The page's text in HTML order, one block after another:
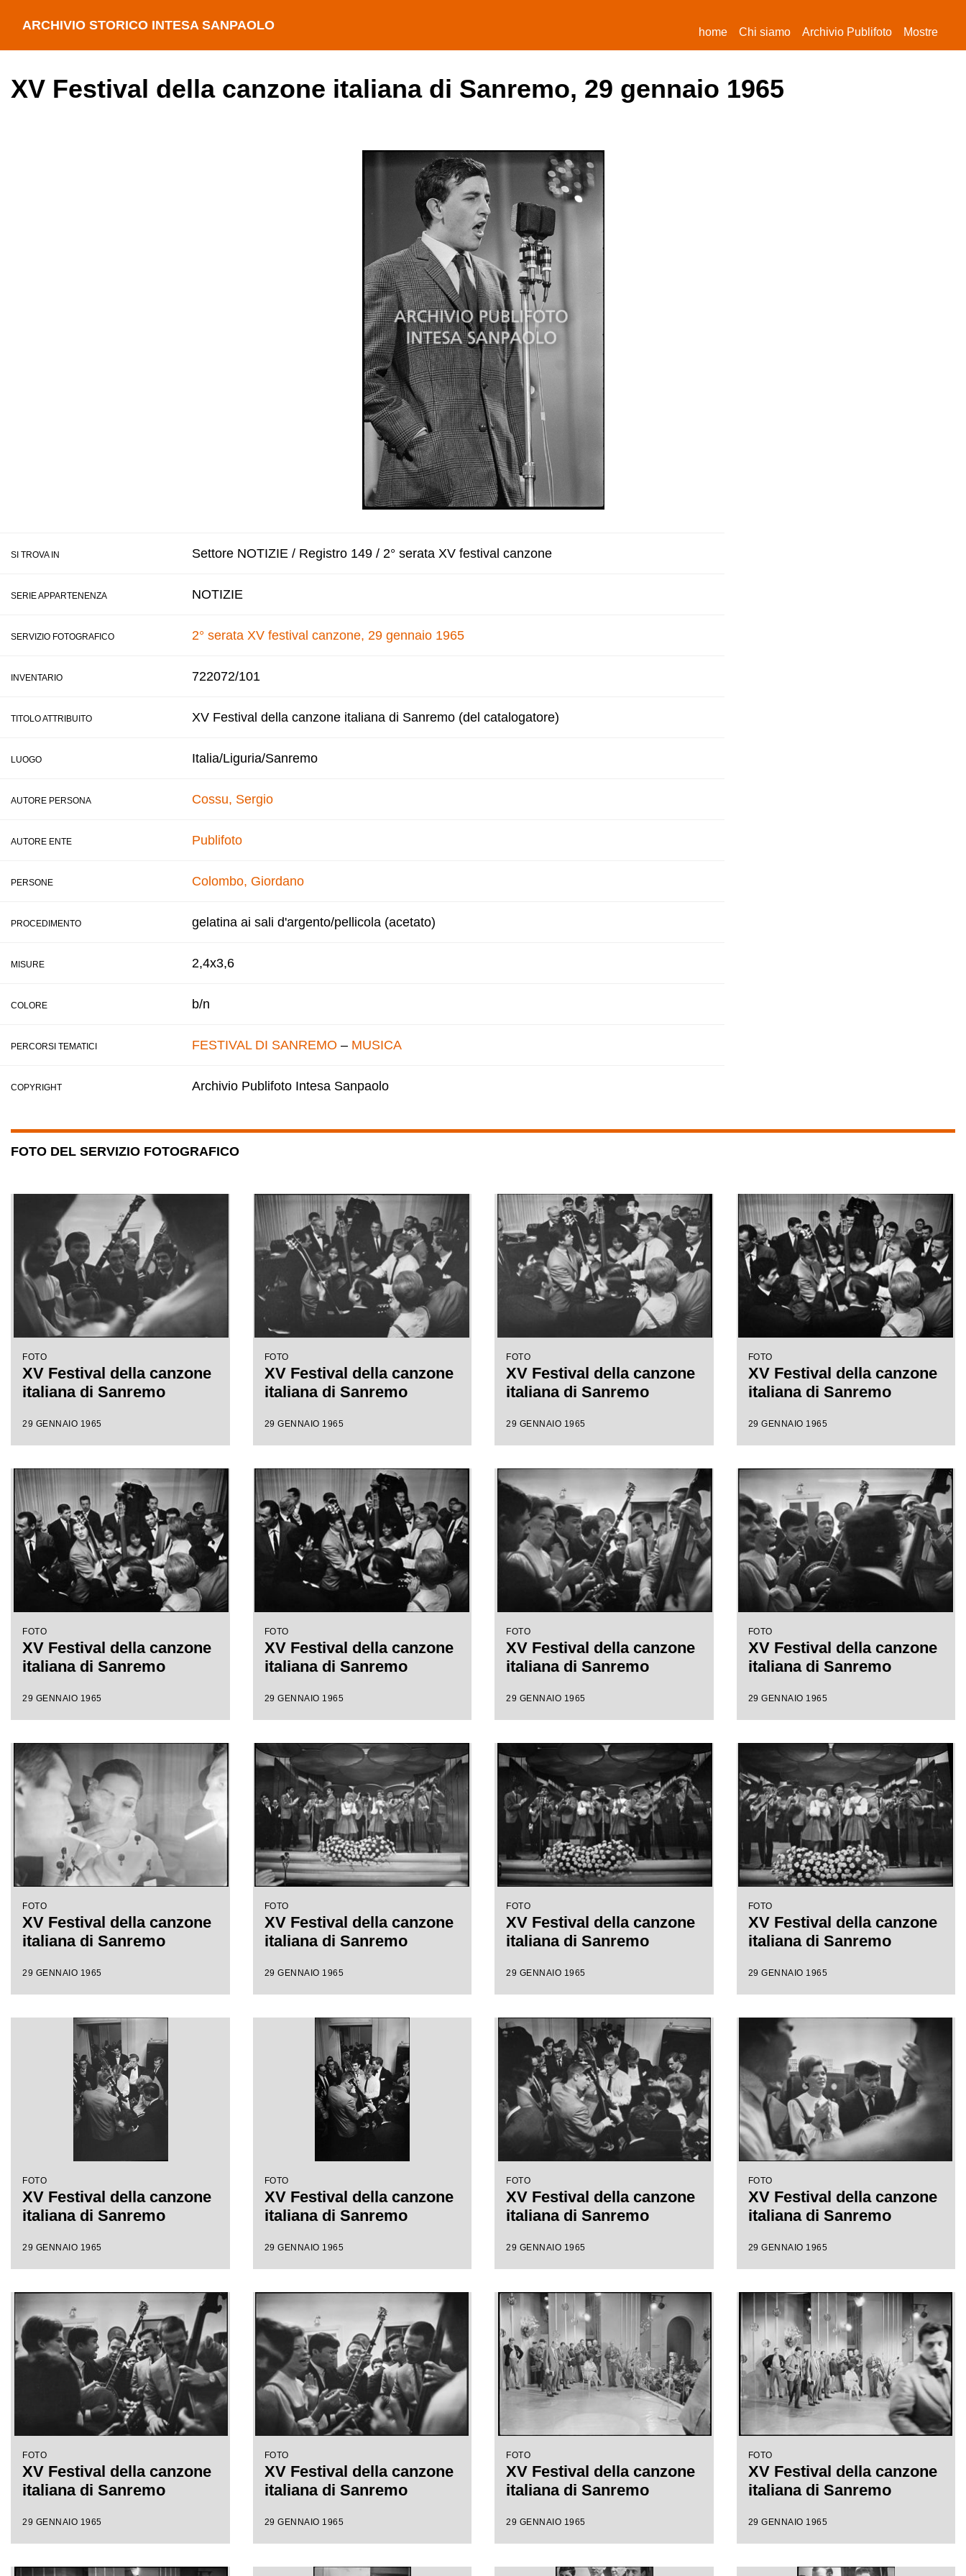
ARCHIVIO STORICO INTESA SANPAOLO home(current)
Chi siamo Archivio Publifoto Mostre
XV Festival della canzone italiana di Sanremo, 29 gennaio 1965
SI TROVA IN Settore NOTIZIE / Registro 149 / 2° serata XV festival canzone
SERIE APPARTENENZA NOTIZIE
SERVIZIO FOTOGRAFICO 2° serata XV festival canzone, 29 gennaio 1965
INVENTARIO 722072/101
TITOLO ATTRIBUITO XV Festival della canzone italiana di Sanremo (del catalogatore)
LUOGO Italia/Liguria/Sanremo
AUTORE PERSONA Cossu, Sergio
AUTORE ENTE Publifoto
PERSONE Colombo, Giordano
PROCEDIMENTO gelatina ai sali d'argento/pellicola (acetato)
MISURE 2,4x3,6
COLORE b/n
PERCORSI TEMATICI FESTIVAL DI SANREMO – MUSICA
COPYRIGHT Archivio Publifoto Intesa Sanpaolo
FOTO DEL SERVIZIO FOTOGRAFICO
FOTO
XV Festival della canzone
italiana di Sanremo
29 GENNAIO 1965
FOTO
XV Festival della canzone
italiana di Sanremo
29 GENNAIO 1965
FOTO
XV Festival della canzone
italiana di Sanremo
29 GENNAIO 1965
FOTO
XV Festival della canzone
italiana di Sanremo
29 GENNAIO 1965
FOTO
XV Festival della canzone
italiana di Sanremo
29 GENNAIO 1965
FOTO
XV Festival della canzone
italiana di Sanremo
29 GENNAIO 1965
FOTO
XV Festival della canzone
italiana di Sanremo
29 GENNAIO 1965
FOTO
XV Festival della canzone
italiana di Sanremo
29 GENNAIO 1965
FOTO
XV Festival della canzone
italiana di Sanremo
29 GENNAIO 1965
FOTO
XV Festival della canzone
italiana di Sanremo
29 GENNAIO 1965
FOTO
XV Festival della canzone
italiana di Sanremo
29 GENNAIO 1965
FOTO
XV Festival della canzone
italiana di Sanremo
29 GENNAIO 1965
FOTO
XV Festival della canzone
italiana di Sanremo
29 GENNAIO 1965
FOTO
XV Festival della canzone
italiana di Sanremo
29 GENNAIO 1965
FOTO
XV Festival della canzone
italiana di Sanremo
29 GENNAIO 1965
FOTO
XV Festival della canzone
italiana di Sanremo
29 GENNAIO 1965
FOTO
XV Festival della canzone
italiana di Sanremo
29 GENNAIO 1965
FOTO
XV Festival della canzone
italiana di Sanremo
29 GENNAIO 1965
FOTO
XV Festival della canzone
italiana di Sanremo
29 GENNAIO 1965
FOTO
XV Festival della canzone
italiana di Sanremo
29 GENNAIO 1965